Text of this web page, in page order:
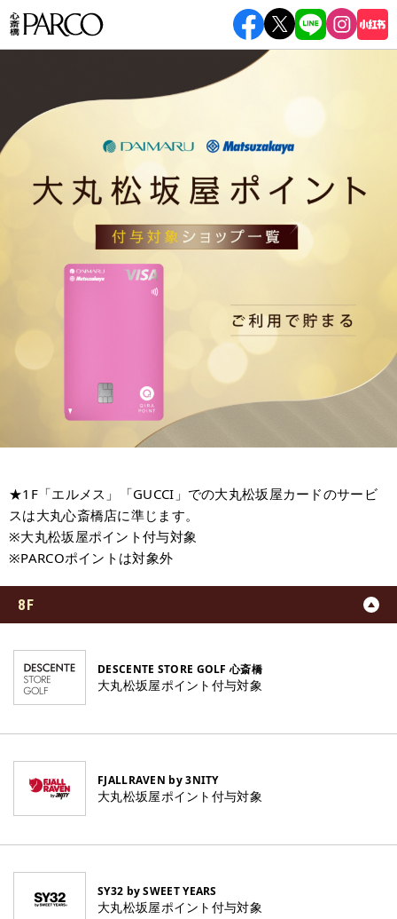
★1F「エルメス」「GUCCI」での大丸松坂屋カードのサービ
スは大丸心斎橋店に準じます。
※大丸松坂屋ポイント付与対象
※PARCOポイントは対象外
8F
DESCENTE STORE GOLF 心斎橋
大丸松坂屋ポイント付与対象
FJALLRAVEN by 3NITY
大丸松坂屋ポイント付与対象
SY32 by SWEET YEARS
大丸松坂屋ポイント付与対象